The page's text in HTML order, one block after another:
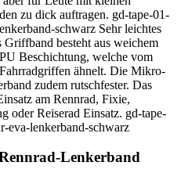
zu dick auftragen. gd-tape-01-
schwarz Sehr leichtes
besteht aus weichem
Beschichtung, welche vom
ähnelt. Die Mikro-
zudem rutschfester. Das
am Rennrad, Fixie,
oder Reiserad Einsatz. gd-tape-
eva-lenkerband-schwarz
Lenkerband